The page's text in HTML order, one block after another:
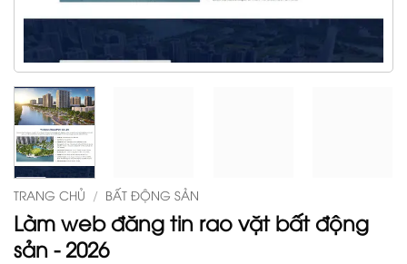
TRANG CHỦ / BẤT ĐỘNG SẢN
Làm web đăng tin rao vặt bất động
sản - 2026